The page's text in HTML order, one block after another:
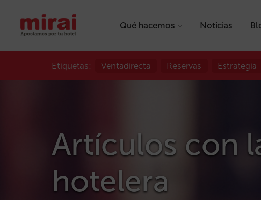
Qué hacemos Noticias
Etiquetas: Ventadirecta Reservas Estrategia
Artículos con
hotelera